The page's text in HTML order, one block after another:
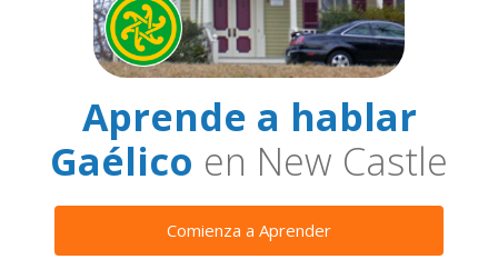
Aprende a hablar
Gaélico en New Castle
Comienza a Aprender